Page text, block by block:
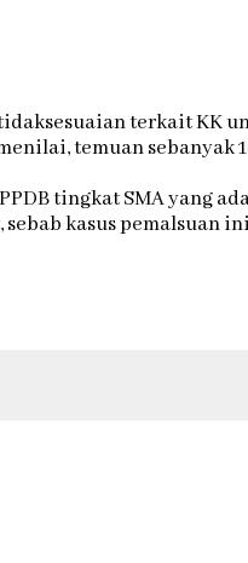
terkait KK
temuan sebanyak
tingkat SMA yang
kasus pemalsuan